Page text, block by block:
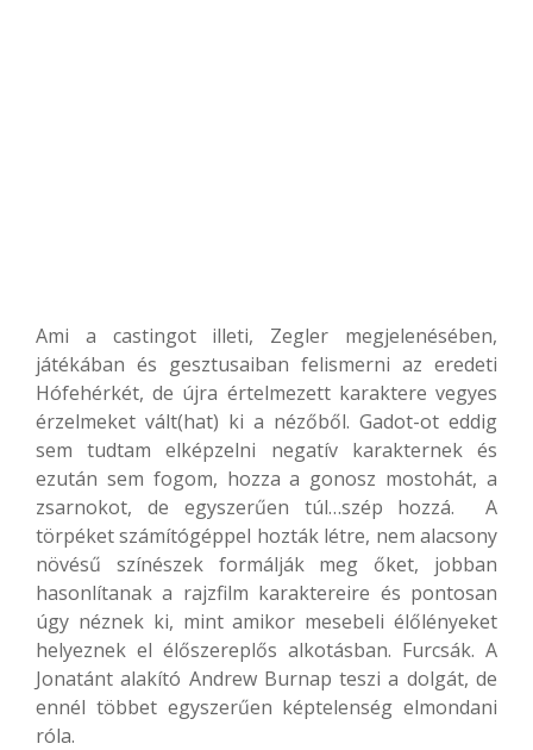
Ami a castingot illeti, Zegler megjelenésében,
játékában és gesztusaiban felismerni az eredeti
Hófehérkét, de újra értelmezett karaktere vegyes
érzelmeket vált(hat) ki a nézőből. Gadot-ot eddig
sem tudtam elképzelni negatív karakternek és
ezután sem fogom, hozza a gonosz mostohát, a
zsarnokot, de egyszerűen túl…szép hozzá. A
törpéket számítógéppel hozták létre, nem alacsony
növésű színészek formálják meg őket, jobban
hasonlítanak a rajzfilm karaktereire és pontosan
úgy néznek ki, mint amikor mesebeli élőlényeket
helyeznek el élőszereplős alkotásban. Furcsák. A
Jonatánt alakító Andrew Burnap teszi a dolgát, de
ennél többet egyszerűen képtelenség elmondani
róla.